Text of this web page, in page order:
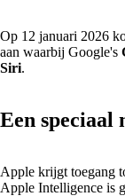
Op 12 januari 2026
aan waarbij Google's
Siri.
Een speciaal
Apple krijgt toegang
Apple Intelligence is